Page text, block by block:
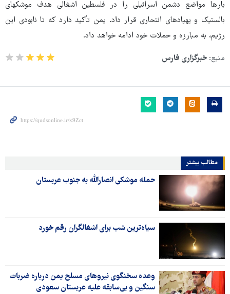
بارها مواضع دشمن اسرائیلی را در فلسطین اشغالی هدف موشکهای
بالستیک و پهپادهای انتحاری قرار داد. یمن تأکید دارد که تا نابودی این
رژیم، به مبارزه و حملات خود ادامه خواهد داد.
منبع: خبرگزاری فارس
مطالب بیشتر
حمله موشکی انصارالله به جنوب عربستان
سیاه‌ترین شب برای اشغالگران رقم خورد
وعده سخنگوی نیروهای مسلح یمن درباره ضربات
سنگین و بی‌سابقه علیه عربستان سعودی